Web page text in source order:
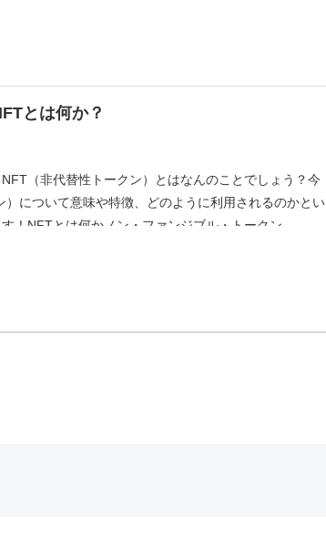
とは何か？
（非代替性トークン）とはなんのことでしょう？今
）について意味や特徴、どのように利用されるのかとい
！NFTとは何かノン・ファンジブル・トークン